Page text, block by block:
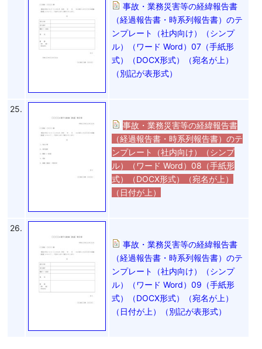
事故・業務災害等の経緯報告書
（経過報告書・時系列報告書）のテ
ンプレート（社内向け）（シンプ
ル）（ワード Word）07（手紙形
式）（DOCX形式）（宛名が上）
（別記が表形式）
25.
事故・業務災害等の経緯報告書
（経過報告書・時系列報告書）のテ
ンプレート（社内向け）（シンプ
ル）（ワード Word）08（手紙形
式）（DOCX形式）（宛名が上）
（日付が上）
26.
事故・業務災害等の経緯報告書
（経過報告書・時系列報告書）のテ
ンプレート（社内向け）（シンプ
ル）（ワード Word）09（手紙形
式）（DOCX形式）（宛名が上）
（日付が上）（別記が表形式）